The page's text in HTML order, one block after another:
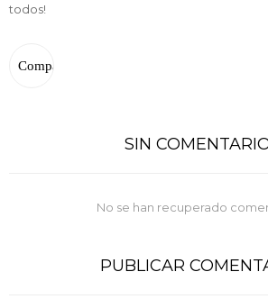
todos!
SIN
No se han recuperado
PUBLICAR